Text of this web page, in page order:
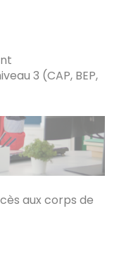
3 (CAP, BEP,
aux corps de